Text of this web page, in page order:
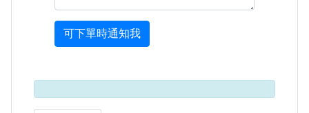
可下單時通知我